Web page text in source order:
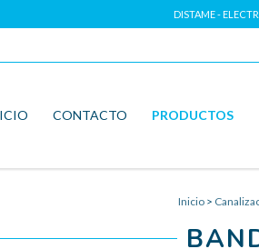
DISTAME -
CONTACTO PRODUCTOS
Inicio >